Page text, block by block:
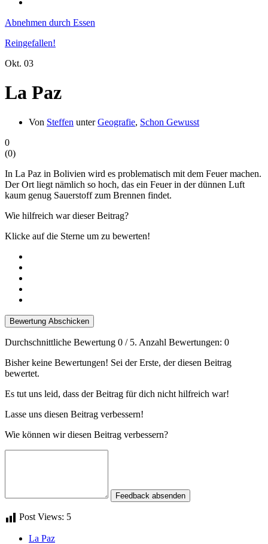
Abnehmen durch Essen
Reingefallen!
Okt. 03
La Paz
Von Steffen unterGeografie, Schon Gewusst
0
(0)
In La Paz in Bolivien wird es problematisch mit dem Feuer machen.
Der Ort liegt nämlich so hoch, das ein Feuer in der dünnen Luft
kaum genug Sauerstoff zum Brennen findet.
Wie hilfreich war dieser Beitrag?
Klicke auf die Sterne um zu bewerten!
Bewertung Abschicken
Durchschnittliche Bewertung 0 / 5. Anzahl Bewertungen: 0
Bisher keine Bewertungen! Sei der Erste, der diesen Beitrag
bewertet.
Es tut uns leid, dass der Beitrag für dich nicht hilfreich war!
Lasse uns diesen Beitrag verbessern!
Wie können wir diesen Beitrag verbessern?
Feedback absenden
Post Views: 5
La Paz